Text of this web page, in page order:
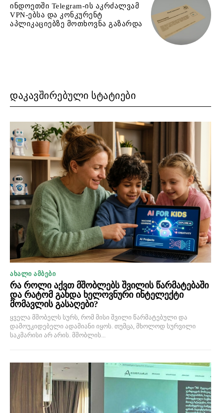
ინდოეთში Telegram-ის აკრძალვამ
VPN-ებსა და კონკურენტ
აპლიკაციებზე მოთხოვნა გაზარდა
ᲓᲐᲙᲐᲕᲨᲘᲠᲔᲑᲣᲚᲘ ᲡᲢᲐᲢᲘᲔᲑᲘ
ᲐᲮᲐᲚᲘ ᲐᲛᲑᲔᲑᲘ
რა როლი აქვთ მშობლებს შვილის წარმატებაში
და რატომ გახდა ხელოვნური ინტელექტი
მომავლის გასაღები?
ყველა მშობელს სურს, რომ მისი შვილი წარმატებული და
დამოუკიდებელი ადამიანი იყოს. თუმცა, მხოლოდ სურვილი
საკმარისი არ არის. მშობლის...